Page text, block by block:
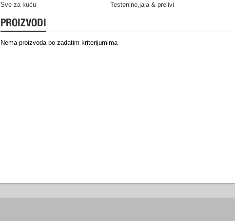
Sve za kuću
Testenine,jaja & prelivi
PROIZVODI
Nema proizvoda po zadatim kriterijumima